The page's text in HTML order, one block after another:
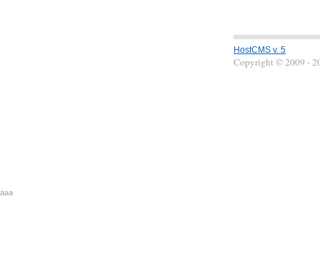
HostCMS v. 5
Copyright © 2009 -
aaa